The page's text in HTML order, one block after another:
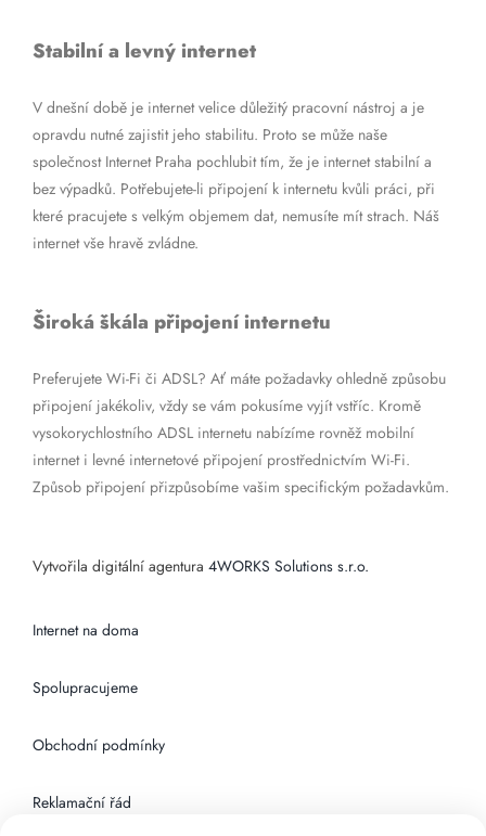
Stabilní a levný internet
V dnešní době je internet velice důležitý pracovní nástroj a je
opravdu nutné zajistit jeho stabilitu. Proto se může naše
společnost Internet Praha pochlubit tím, že je internet stabilní a
bez výpadků. Potřebujete-li připojení k internetu kvůli práci, při
které pracujete s velkým objemem dat, nemusíte mít strach. Náš
internet vše hravě zvládne.
Široká škála připojení internetu
Preferujete Wi-Fi či ADSL? Ať máte požadavky ohledně způsobu
připojení jakékoliv, vždy se vám pokusíme vyjít vstříc. Kromě
vysokorychlostního ADSL internetu nabízíme rovněž mobilní
internet i levné internetové připojení prostřednictvím Wi-Fi.
Způsob připojení přizpůsobíme vašim specifickým požadavkům.
Vytvořila digitální agentura 4WORKS Solutions s.r.o.
Internet na doma
Spolupracujeme
Obchodní podmínky
Reklamační řád